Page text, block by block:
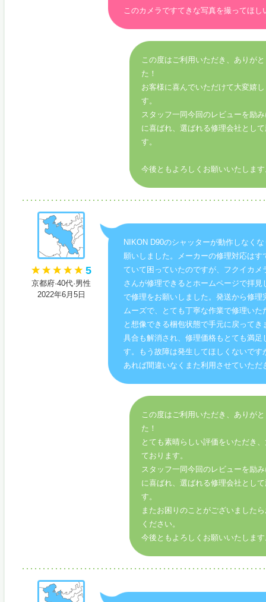
このカメラですてきな写真を撮ってほし
この度はご利用いただき、ありが
た！
お客様に喜んでいただけて大変嬉
す。
スタッフ一同今回のレビューを励
に喜ばれ、選ばれる修理会社とし
す。
今後ともよろしくお願いいたしま
5
京都府·40代·男性
2022年6月5日
NIKON D90のシャッターが動作しなく
願いしました。メーカーの修理対応はす
ていて困っていたのですが、フクイカメ
さんが修理できるとホームページで拝見
で修理をお願いしました。発送から修理
ムーズで、とても丁寧な作業で修理いた
と想像できる梱包状態で手元に戻ってき
具合も解消され、修理価格もとても満足
す。もう故障は発生してほしくないです
あれば間違いなくまた利用させていただ
この度はご利用いただき、ありが
た！
とても素晴らしい評価をいただき
ております。
スタッフ一同今回のレビューを励
に喜ばれ、選ばれる修理会社とし
す。
またお困りのことがございました
ください。
今後ともよろしくお願いいたしま